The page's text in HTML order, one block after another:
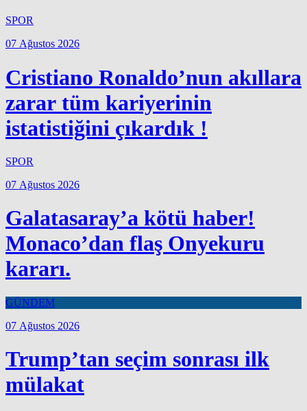
SPOR
07 Ağustos 2026
Cristiano Ronaldo’nun akıllara
zarar tüm kariyerinin
istatistiğini çıkardık !
SPOR
07 Ağustos 2026
Galatasaray’a kötü haber!
Monaco’dan flaş Onyekuru
kararı.
GÜNDEM
07 Ağustos 2026
Trump’tan seçim sonrası ilk
mülakat